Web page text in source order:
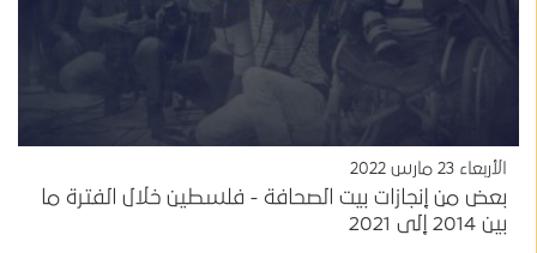
الأربعاء 23 مارس 2022
بعض من إنجازات بيت الصحافة - فلسطين خلال الفترة ما
بين 2014 إلى 2021